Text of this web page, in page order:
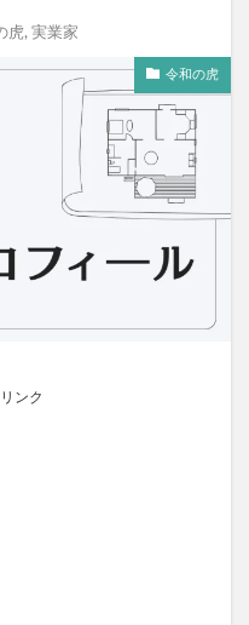
虎, 実業家
令和の虎
ンク